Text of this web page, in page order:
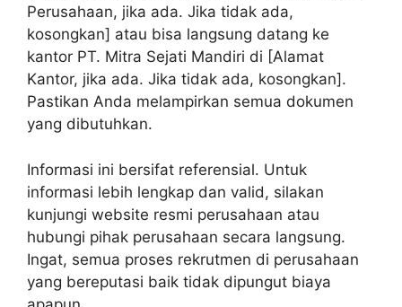
Perusahaan, jika ada. Jika tidak ada,
kosongkan] atau bisa langsung datang ke
kantor PT. Mitra Sejati Mandiri di [Alamat
Kantor, jika ada. Jika tidak ada, kosongkan].
Pastikan Anda melampirkan semua dokumen
yang dibutuhkan.
Informasi ini bersifat referensial. Untuk
informasi lebih lengkap dan valid, silakan
kunjungi website resmi perusahaan atau
hubungi pihak perusahaan secara langsung.
Ingat, semua proses rekrutmen di perusahaan
yang bereputasi baik tidak dipungut biaya